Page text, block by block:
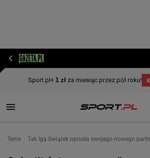
Tenis Tak Iga Świątek opisała swojego nowego